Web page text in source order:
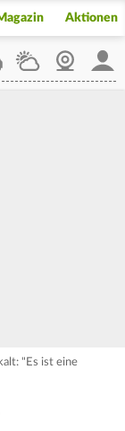
Aktionen
WetterWebcam
"Es ist eine